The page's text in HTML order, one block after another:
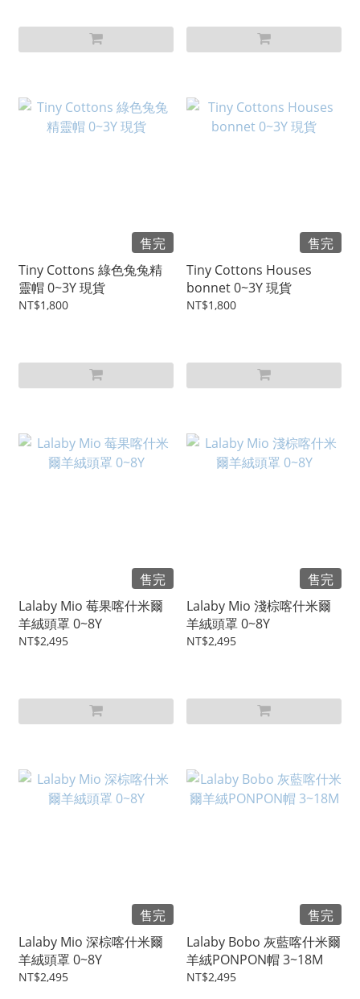
售完
Tiny Cottons 綠色兔兔精
靈帽 0~3Y 現貨
NT$1,800
售完
Tiny Cottons Houses
bonnet 0~3Y 現貨
NT$1,800
售完
Lalaby Mio 莓果喀什米爾
羊絨頭罩 0~8Y
NT$2,495
售完
Lalaby Mio 淺棕喀什米爾
羊絨頭罩 0~8Y
NT$2,495
售完
Lalaby Mio 深棕喀什米爾
羊絨頭罩 0~8Y
NT$2,495
售完
Lalaby Bobo 灰藍喀什米爾
羊絨PONPON帽 3~18M
NT$2,495